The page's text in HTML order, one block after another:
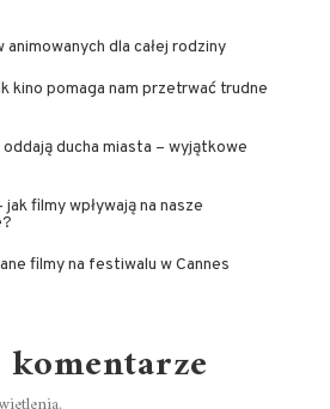
dla całej rodziny
kino pomaga nam przetrwać trudne
ducha miasta – wyjątkowe
filmy wpływają na nasze
filmy na festiwalu w Cannes